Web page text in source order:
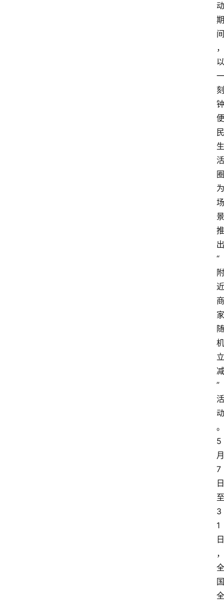
动
期
间
，
以
一
刻
钟
便
民
生
活
圈
为
场
景
推
出
“
附
近
商
家
随
机
立
减
”
活
动
。
5
月
7
日
至
3
1
日
，
全
国
全